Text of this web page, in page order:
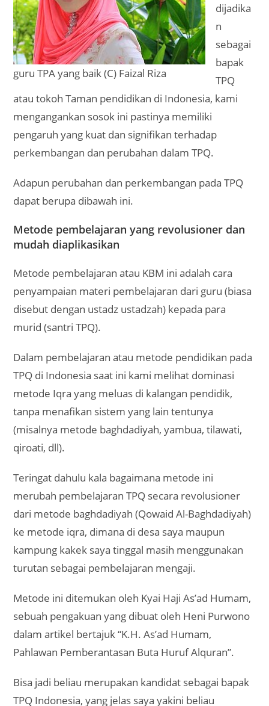
guru TPA yang baik (C) Faizal Riza
dijadika
n
sebagai
bapak
TPQ
atau tokoh Taman pendidikan di Indonesia, kami
mengangankan sosok ini pastinya memiliki
pengaruh yang kuat dan signifikan terhadap
perkembangan dan perubahan dalam TPQ.
Adapun perubahan dan perkembangan pada TPQ
dapat berupa dibawah ini.
Metode pembelajaran yang revolusioner dan
mudah diaplikasikan
Metode pembelajaran atau KBM ini adalah cara
penyampaian materi pembelajaran dari guru (biasa
disebut dengan ustadz ustadzah) kepada para
murid (santri TPQ).
Dalam pembelajaran atau metode pendidikan pada
TPQ di Indonesia saat ini kami melihat dominasi
metode Iqra yang meluas di kalangan pendidik,
tanpa menafikan sistem yang lain tentunya
(misalnya metode baghdadiyah, yambua, tilawati,
qiroati, dll).
Teringat dahulu kala bagaimana metode ini
merubah pembelajaran TPQ secara revolusioner
dari metode baghdadiyah (Qowaid Al-Baghdadiyah)
ke metode iqra, dimana di desa saya maupun
kampung kakek saya tinggal masih menggunakan
turutan sebagai pembelajaran mengaji.
Metode ini ditemukan oleh Kyai Haji As’ad Humam,
sebuah pengakuan yang dibuat oleh Heni Purwono
dalam artikel bertajuk “K.H. As’ad Humam,
Pahlawan Pemberantasan Buta Huruf Alquran”.
Bisa jadi beliau merupakan kandidat sebagai bapak
TPQ Indonesia, yang jelas saya yakini beliau